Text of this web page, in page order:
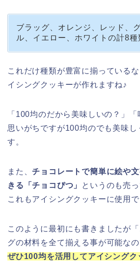
ブラッグ、オレンジ、レッド、
ル、イエロー、ホワイトの計8種
これだけ種類が豊富に揃っている
イシングクッキーが作れますね♪
「100均のだから美味しいの？」
思いがちですが100均のでも美味し
す。
また、チョコレートで簡単に絵や
きる「チョコぴつ」
というのも売っ
これもアイシングクッキーに使用で
このように最初にも書きましたが
グの材料を全て揃える事が可能なの
ぜひ100均を活用してアイシングク